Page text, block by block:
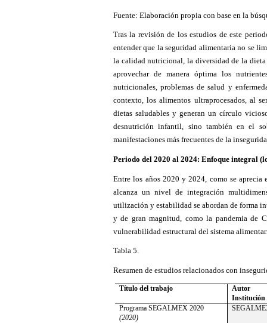
Fuente: Elaboración propia con base en la
Tras la revisión de los estudios de este
entender que la seguridad alimentaria no se
la calidad nutricional, la diversidad de la
aprovechar de manera óptima los
nutricionales, problemas de salud y
contexto, los alimentos ultraprocesados, al
dietas saludables y generan un círculo
desnutrición infantil, sino también en el
manifestaciones más frecuentes de la
Periodo del 2020 al 2024: Enfoque integral
Entre los años 2020 y 2024, como se
alcanza un nivel de integración
utilización y estabilidad se abordan de forma
y de gran magnitud, como la pandemia de
vulnerabilidad estructural del sistema
Tabla 5.
Resumen de estudios relacionados con
Título del trabajo
Autor
Institución
Programa SEGALMEX 2020
(2020)